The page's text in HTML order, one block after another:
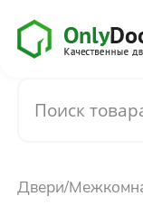
О компании
Двери